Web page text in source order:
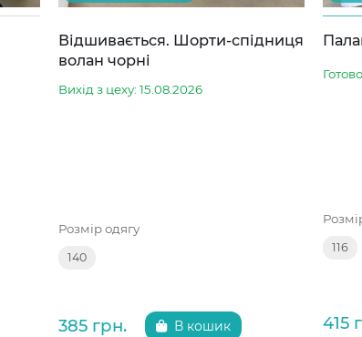
Відшивається. Шорти-спідниця
волан чорні
Вихід з цеху: 15.08.2026
Розмір одягу
140
385 грн. В кошик
116
415